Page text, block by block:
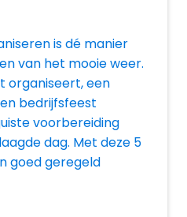
is dé manier
van het mooie weer.
organiseert, een
bedrijfsfeest
voorbereiding
dag. Met deze 5
goed geregeld